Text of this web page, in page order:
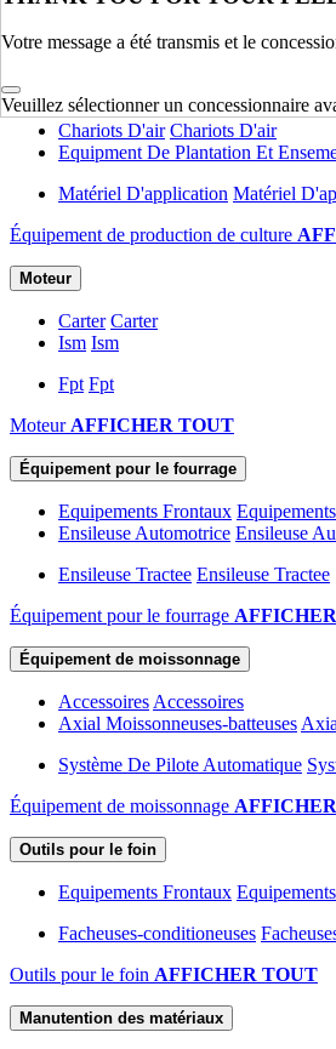
Votre message a été transmis et le
Veuillez sélectionner un concessionnaire
Produits commerciauxAFFICHER
Équipement de production de culture
Chariots D'air Chariots D'air
Equipment De Plantation Et
Matériel D'application Matériel
Équipement de production de culture
Moteur
Carter Carter
Ism Ism
Fpt Fpt
Moteur AFFICHER TOUT
Équipement pour le fourrage
Equipements Frontaux
Ensileuse Automotrice Ensileuse
Ensileuse Tractee Ensileuse Tractee
Équipement pour le fourrage
Équipement de moissonnage
Accessoires Accessoires
Axial Moissonneuses-batteuses
Système De Pilote Automatique
Équipement de moissonnage
Outils pour le foin
Equipements Frontaux
Facheuses-conditioneuses
Outils pour le foin AFFICHER TOUT
Manutention des matériaux